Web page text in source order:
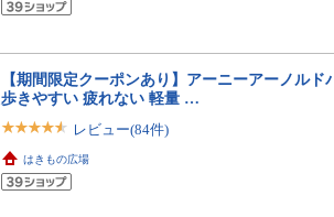
【期間限定クーポンあり】アーニーアーノル
歩きやすい 疲れない 軽量 …
レビュー(84件)
はきもの広場